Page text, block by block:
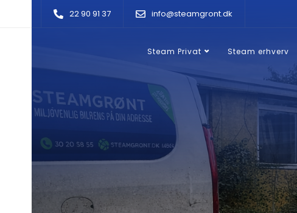
22 90 91 37 info@steamgront.dk
Steam Privat Steam erhverv